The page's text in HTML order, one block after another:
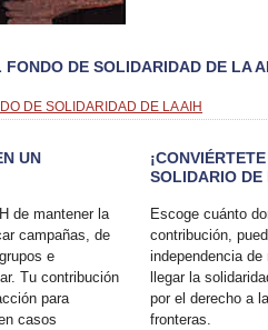
DE SOLIDARIDAD DE LA
DE SOLIDARIDAD DE LA AIH
UN
de mantener la
campañas, de
e
Tu contribución
para
casos
SOLIDARIO DE
Escoge cuánto
contribución,
independencia
llegar la
por el derecho a
fronteras.